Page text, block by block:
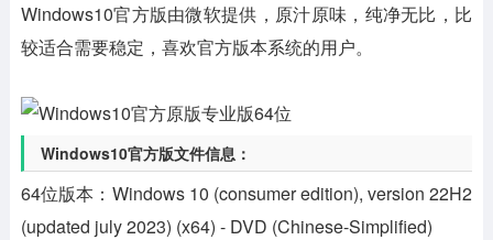
Windows10官方版由微软提供，原汁原味，纯净无比，比
较适合需要稳定，喜欢官方版本系统的用户。
Windows10官方版文件信息：
64位版本：Windows 10 (consumer edition), version 22H2
(updated july 2023) (x64) - DVD (Chinese-Simplified)